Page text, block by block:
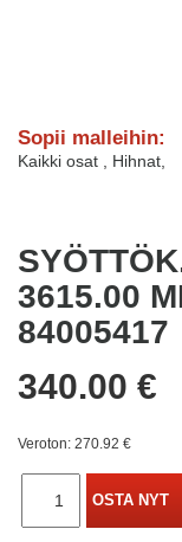
Sopii malleihin:
Kaikki osat Hihnat
3615.00
84005417
340.00 €
Veroton: 270.92 €
OSTA NYT